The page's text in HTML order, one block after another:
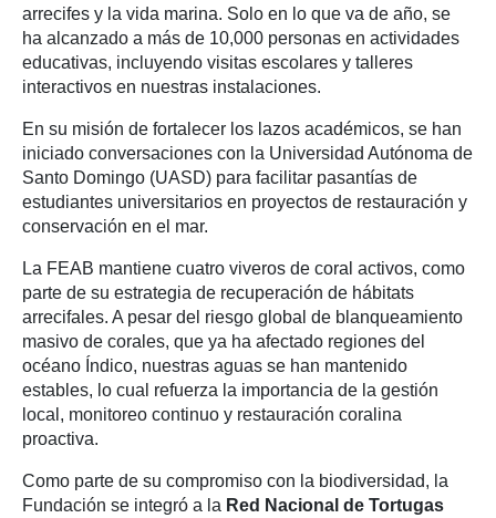
arrecifes y la vida marina. Solo en lo que va de año, se
ha alcanzado a más de 10,000 personas en actividades
educativas, incluyendo visitas escolares y talleres
interactivos en nuestras instalaciones.
En su misión de fortalecer los lazos académicos, se han
iniciado conversaciones con la Universidad Autónoma de
Santo Domingo (UASD) para facilitar pasantías de
estudiantes universitarios en proyectos de restauración y
conservación en el mar.
La FEAB mantiene cuatro viveros de coral activos, como
parte de su estrategia de recuperación de hábitats
arrecifales. A pesar del riesgo global de blanqueamiento
masivo de corales, que ya ha afectado regiones del
océano Índico, nuestras aguas se han mantenido
estables, lo cual refuerza la importancia de la gestión
local, monitoreo continuo y restauración coralina
proactiva.
Como parte de su compromiso con la biodiversidad, la
Fundación se integró a la Red Nacional de Tortugas